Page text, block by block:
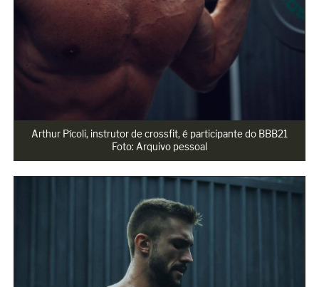
Arthur Pícoli, instrutor de crossfit, é participante do BBB21
Foto: Arquivo pessoal